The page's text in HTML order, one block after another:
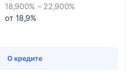
18,900% – 22,900%
от 18,9%
О кредите